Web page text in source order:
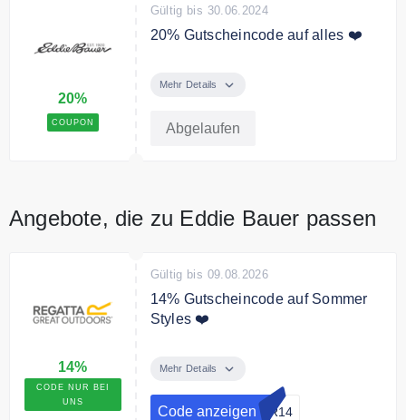
20%
COUPON
Gültig bis 30.06.2024
20% Gutscheincode auf alles ❤️
Bestellung mit dem Code.
Nur für Neukunden
Mehr Details
Abgelaufen
Angebote, die zu Eddie Bauer passen
14%
CODE NUR BEI
UNS
Gültig bis 09.08.2026
14% Gutscheincode auf Sommer
Styles ❤️
exklusiven Code 14% Rabatt auf
Mehr Details
Code anzeigen VR14